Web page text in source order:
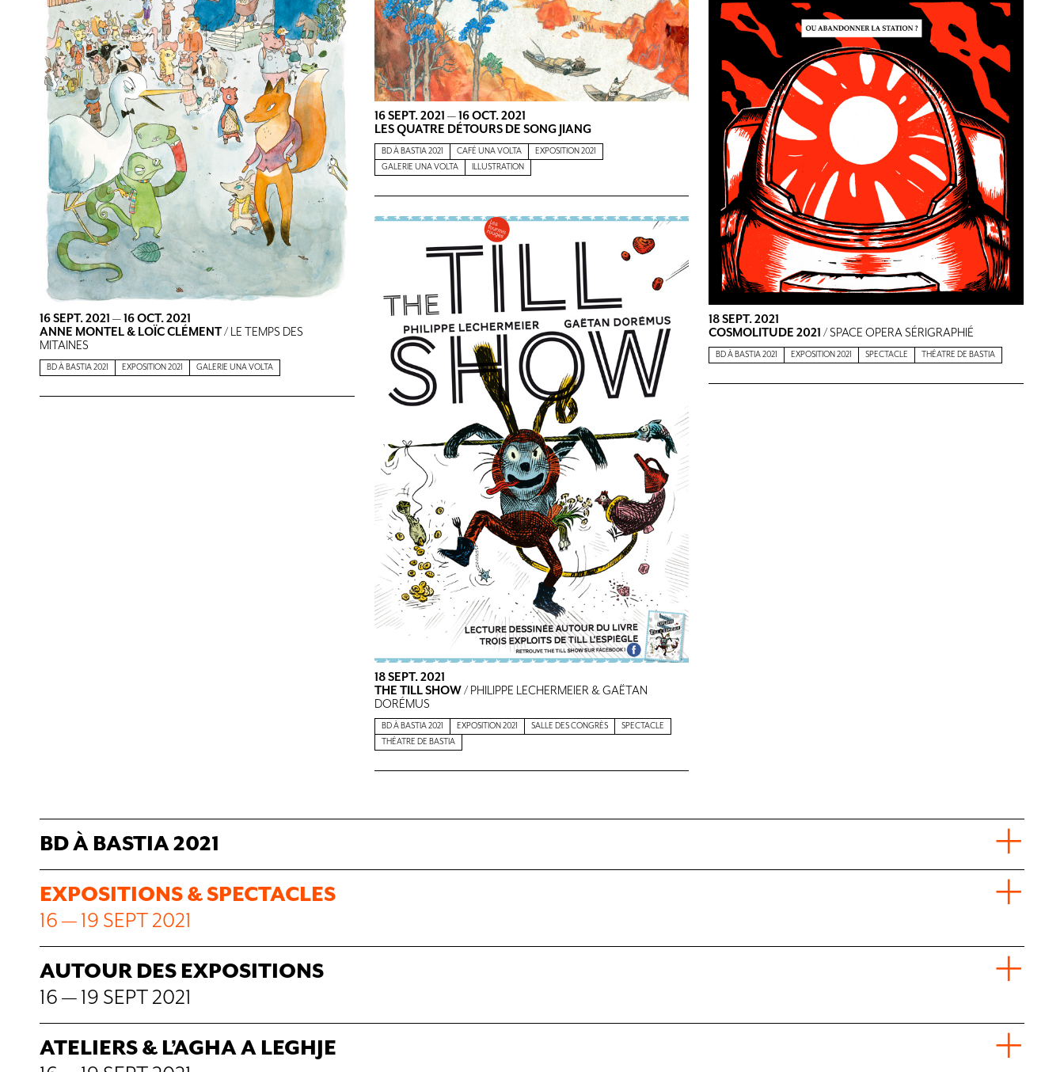
16 SEPT. 2021 —16 OCT. 2021
LES QUATRE DÉTOURS DE SONG JIANG
BD À BASTIA 2021 CAFÉ UNA VOLTA
EXPOSITION 2021
GALERIE UNA VOLTA
ILLUSTRATION
16 SEPT. 2021 —16 OCT. 2021
ANNE MONTEL & LOÏC CLÉMENT/ LE TEMPS DES
MITAINES
BD À BASTIA 2021 EXPOSITION 2021 GALERIE UNA VOLTA
18 SEPT. 2021
COSMOLITUDE 2021 / SPACE OPERA SÉRIGRAPHIÉ
BD À BASTIA 2021 EXPOSITION 2021 SPECTACLE THÉATRE DE BASTIA
18 SEPT. 2021
THE TILL SHOW/ PHILIPPE LECHERMEIER & GAËTAN
DORÉMUS
BD À BASTIA 2021 EXPOSITION 2021 SALLE DES CONGRÈS
SPECTACLE
THÉATRE DE BASTIA
BD À BASTIA 2021
EXPOSITIONS & SPECTACLES
16 — 19 SEPT 2021
AUTOUR DES EXPOSITIONS
16 — 19 SEPT 2021
ATELIERS & L’AGHA A LEGHJE